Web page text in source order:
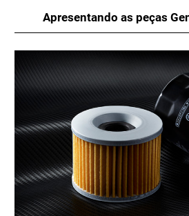
Apresentando as peças